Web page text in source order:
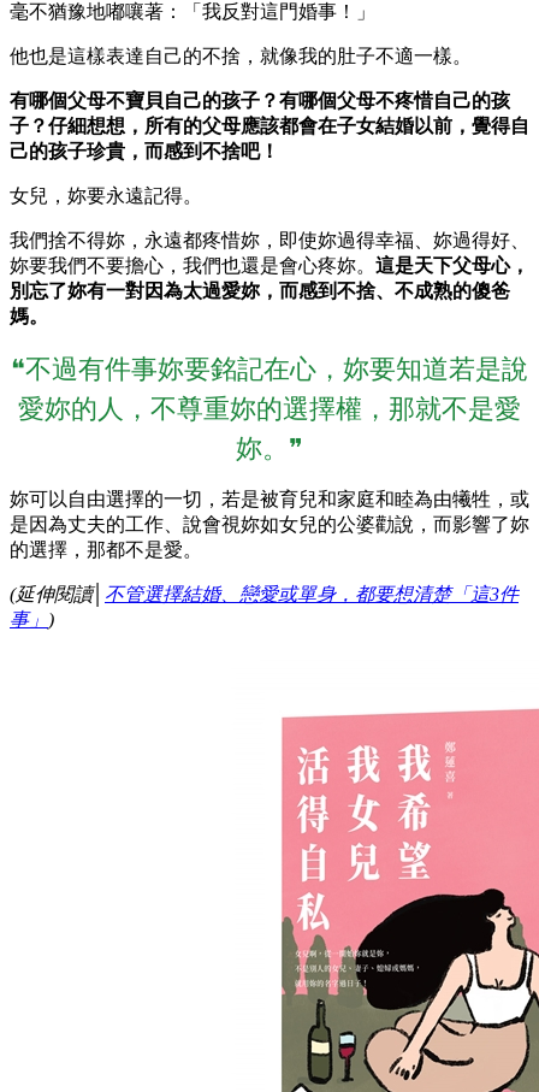
毫不猶豫地嘟嚷著：「我反對這門婚事！」
他也是這樣表達自己的不捨，就像我的肚子不適一樣。
有哪個父母不寶貝自己的孩子？有哪個父母不疼惜自己的孩
子？仔細想想，所有的父母應該都會在子女結婚以前，覺得自
己的孩子珍貴，而感到不捨吧！
女兒，妳要永遠記得。
我們捨不得妳，永遠都疼惜妳，即使妳過得幸福、妳過得好、
妳要我們不要擔心，我們也還是會心疼妳。 這是天下父母心，
別忘了妳有一對因為太過愛妳，而感到不捨、不成熟的傻爸
媽。
❝不過有件事妳要銘記在心，妳要知道若是說
愛妳的人，不尊重妳的選擇權，那就不是愛
妳。❞
妳可以自由選擇的一切，若是被育兒和家庭和睦為由犧牲，或
是因為丈夫的工作、說會視妳如女兒的公婆勸說，而影響了妳
的選擇，那都不是愛。
(延伸閱讀│ 不管選擇結婚、戀愛或單身，都要想清楚「這3件
事」 )